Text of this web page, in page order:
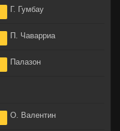
Г. Гумбау
П. Чаварриа
Палазон
О. Валентин